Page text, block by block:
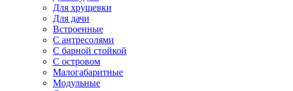
Для хрущевки
Для дачи
Встроенные
С антресолями
С барной стойкой
С островом
Малогабаритные
Модульные